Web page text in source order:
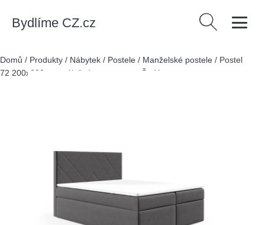
Bydlíme CZ.cz Vyhledávání
Domů / Produkty / Nábytek / Postele / Manželské postele / Postel
72 200x200 cm s úložným prostorem Šedá